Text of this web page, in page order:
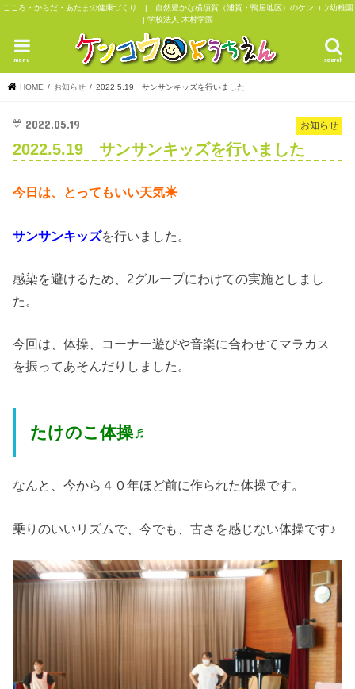
こころ・からだ・あたまの健康づくり | 自然豊かな横須賀（浦賀・鴨居地区）のケンコウ幼稚園
| 学校法人 木村学園
search
menu
HOME お知らせ 2022.5.19 サンサンキッズを行いました
お知らせ
2022.05.19
2022.5.19 サンサンキッズを行いました
今日は、とってもいい天気☀
サンサンキッズを行いました。
感染を避けるため、2グループにわけての実施としまし
た。
今回は、体操、コーナー遊びや音楽に合わせてマラカス
を振ってあそんだりしました。
たけのこ体操♬
なんと、今から４０年ほど前に作られた体操です。
乗りのいいリズムで、今でも、古さを感じない体操です♪